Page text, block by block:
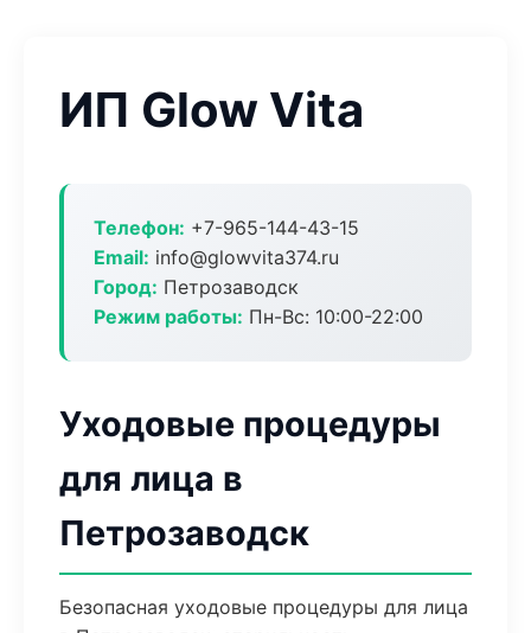
ИП Glow Vita
Телефон: +7-965-144-43-15
Email: info@glowvita374.ru
Город: Петрозаводск
Режим работы: Пн-Вс: 10:00-22:00
Уходовые процедуры
для лица в
Петрозаводск
Безопасная уходовые процедуры для лица